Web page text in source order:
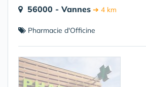
56000 - Vannes ➔ 4 km
Pharmacie d'Officine